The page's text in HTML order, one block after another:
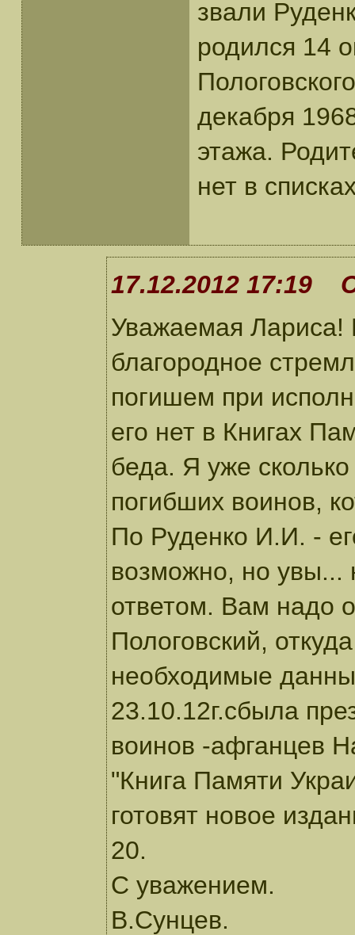
звали
родился 14
декабря
этажа.
нет в
17.12.2012 17:19
Уважаемая
благородное
погишем при
его нет в Книгах
беда. Я уже
погибших воинов,
По Руденко И.И. -
возможно, но увы...
ответом. Вам надо
Пологовский,
необходимые
23.10.12г.сбыла
воинов -афганцев
"Книга Памяти
готовят новое
20.
С уважением.
В.Сунцев.